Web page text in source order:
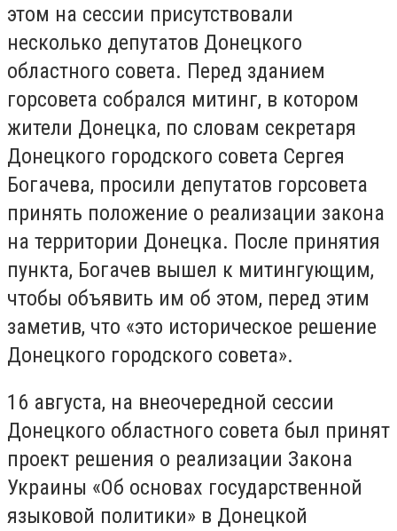
этом на сессии присутствовали
несколько депутатов Донецкого
областного совета. Перед зданием
горсовета собрался митинг, в котором
жители Донецка, по словам секретаря
Донецкого городского совета Сергея
Богачева, просили депутатов горсовета
принять положение о реализации закона
на территории Донецка. После принятия
пункта, Богачев вышел к митингующим,
чтобы объявить им об этом, перед этим
заметив, что «это историческое решение
Донецкого городского совета».
16 августа, на внеочередной сессии
Донецкого областного совета был принят
проект решения о реализации Закона
Украины «Об основах государственной
языковой политики» в Донецкой